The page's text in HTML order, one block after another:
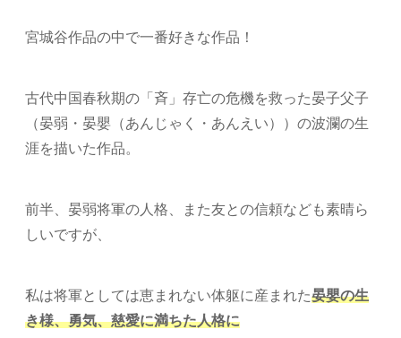
宮城谷作品の中で一番好きな作品！
古代中国春秋期の「斉」存亡の危機を救った晏子父子
（晏弱・晏嬰（あんじゃく・あんえい））の波瀾の生
涯を描いた作品。
前半、晏弱将軍の人格、また友との信頼なども素晴ら
しいですが、
私は将軍としては恵まれない体躯に産まれた晏嬰の生
き様、勇気、慈愛に満ちた人格に